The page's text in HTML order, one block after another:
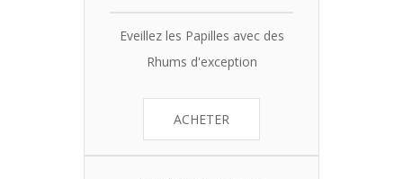
Eveillez les Papilles avec des
Rhums d'exception
ACHETER